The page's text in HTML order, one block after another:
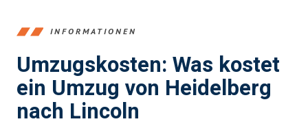
INFORMATIONEN
Umzugskosten: Was kostet
ein Umzug von Heidelberg
nach Lincoln